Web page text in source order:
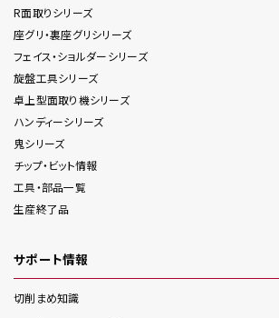
R面取りシリーズ
座グリ・裏座グリシリーズ
フェイス・ショルダーシリーズ
旋盤工具シリーズ
卓上型面取り機シリーズ
ハンディーシリーズ
鬼シリーズ
チップ・ビット情報
工具・部品一覧
生産終了品
サポート情報
切削まめ知識